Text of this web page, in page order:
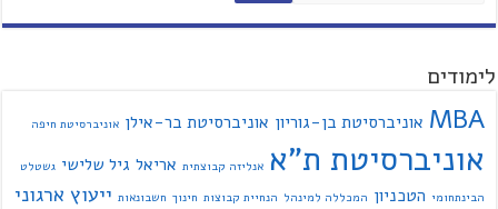
לימודים
MBA אוניברסיטת בן-גוריון אוניברסיטת בר-אילן אוניברסיטת חיפה
אוניברסיטת ת"א אנליזה קבוצתית אריאל גיל שלישי גשטלט
הבינתחומי הטכניון המכללה למינהל הנחיית קבוצות חינוך חשבונאות ייעוץ ארגוני